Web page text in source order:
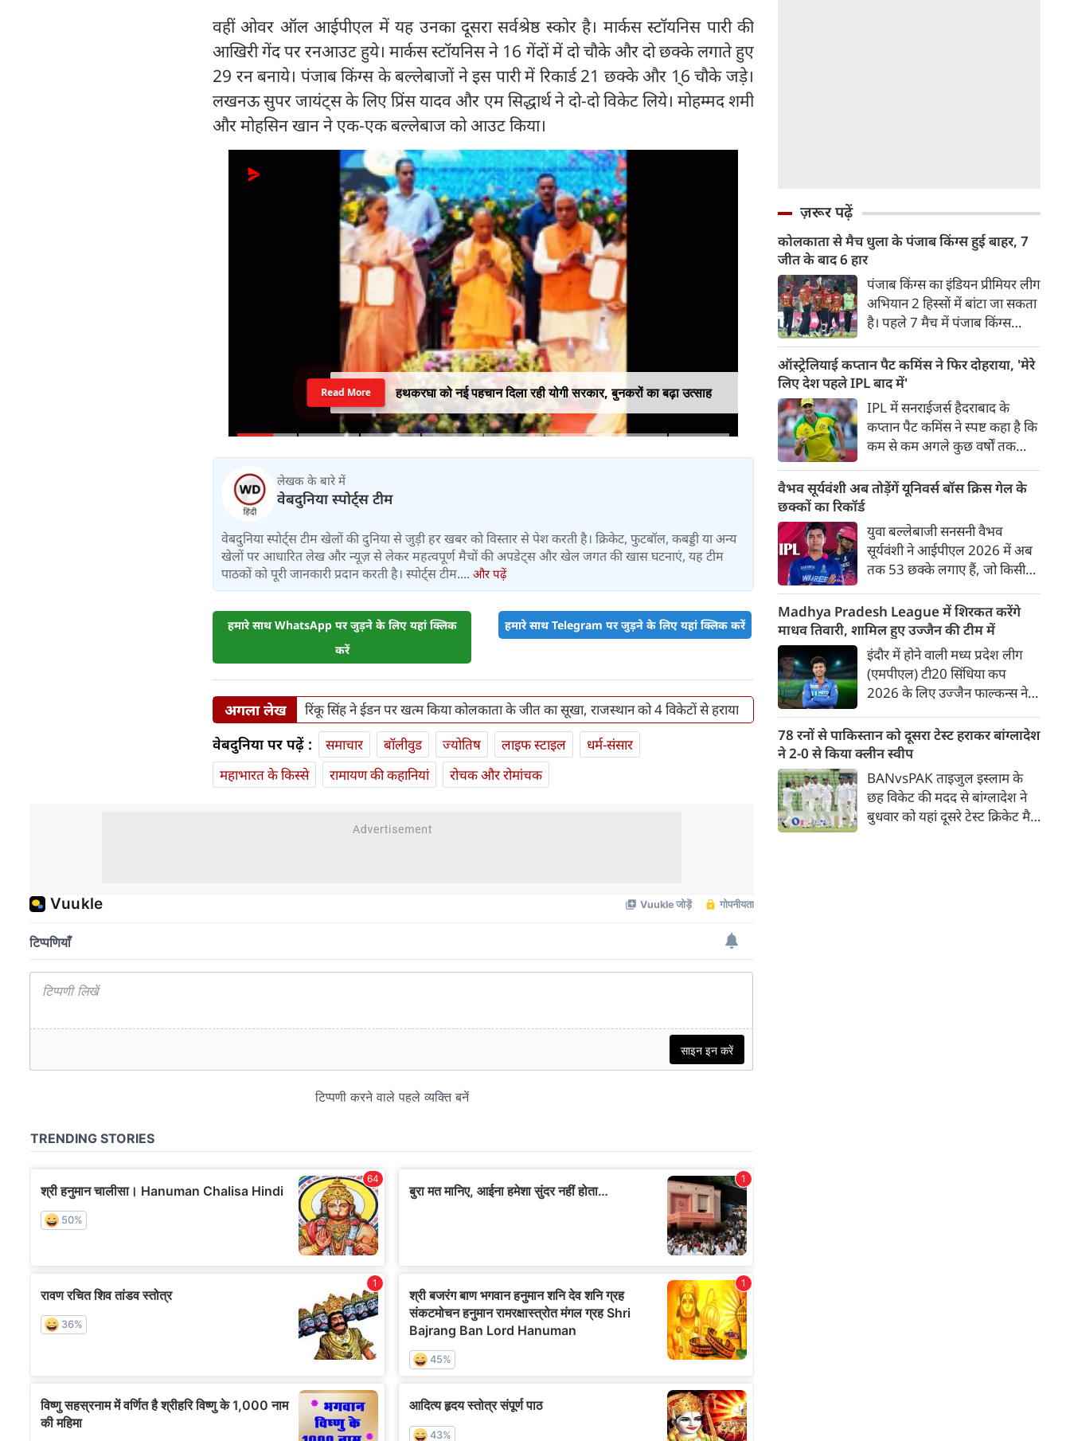
वहीं ओवर ऑल आईपीएल में यह उनका दूसरा सर्वश्रेष्ठ स्कोर है। मार्कस स्टॉयनिस पारी की
आखिरी गेंद पर रनआउट हुये। मार्कस स्टॉयनिस ने 16 गेंदों में दो चौके और दो छक्के लगाते हुए
29 रन बनाये। पंजाब किंग्स के बल्लेबाजों ने इस पारी में रिकार्ड 21 छक्के और 1्6 चौके जड़े।
लखनऊ सुपर जायंट्स के लिए प्रिंस यादव और एम सिद्धार्थ ने दो-दो विकेट लिये। मोहम्मद शमी
और मोहसिन खान ने एक-एक बल्लेबाज को आउट किया।
हथकरघा को नई पहचान दिला रही योगी सरकार, बुनकरों का बढ़ा उत्साह
Read More
लेखक के बारे में
वेबदुनिया स्पोर्ट्स टीम
वेबदुनिया स्पोर्ट्स टीम खेलों की दुनिया से जुड़ी हर खबर को विस्तार से पेश करती है। क्रिकेट, फुटबॉल, कबड्डी या अन्य
खेलों पर आधारित लेख और न्यूज़ से लेकर महत्वपूर्ण मैचों की अपडेट्स और खेल जगत की खास घटनाएं, यह टीम
पाठकों को पूरी जानकारी प्रदान करती है। स्पोर्ट्स टीम.... और पढ़ें
हमारे साथ WhatsApp पर जुड़ने के लिए यहां क्लिक
करें
हमारे साथ Telegram पर जुड़ने के लिए यहां क्लिक करें
अगला लेख रिंकू सिंह ने ईडन पर खत्म किया कोलकाता के जीत का सूखा, राजस्थान को 4 विकेटों से हराया
वेबदुनिया पर पढ़ें : समाचार बॉलीवुड ज्योतिष लाइफ स्‍टाइल
धर्म-संसार
महाभारत के किस्से
रामायण की कहानियां रोचक और रोमांचक
ज़रूर पढ़ें
कोलकाता से मैच धुला के पंजाब किंग्स हुई बाहर, 7
जीत के बाद 6 हार
पंजाब किंग्स का इंडियन प्रीमियर लीग
अभियान 2 हिस्सों में बांटा जा सकता
है। पहले 7 मैच में पंजाब किंग्स
उसे हार का सामना करना पड़ा इसके
बाद अंतिम मैच वह जरूर जीती
लेकिन तब तक उसकी किस्मत
लखनऊ के हाथ लिखी गई थी।
ऑस्ट्रेलियाई कप्तान पैट कमिंस ने फिर दोहराया, 'मेरे
लिए देश पहले IPL बाद में'
IPL में सनराईजर्स हैदराबाद के
कप्तान पैट कमिंस ने स्पष्ट कहा है कि
कम से कम अगले कुछ वर्षों तक
प्राथमिकता होगी। यह बयान उस चर्चा
के बीच आया है, जिसमें कहा जा रहा
है कि ऑस्ट्रेलिया के कुछ बड़े खिलाड़ी
IPL से आगे बढ़कर अन्य फ्रेंचाइजी
क्रिकेट खेलने के लिए राष्ट्रीय टीम से
दूरी बना सकते हैं।
वैभव सूर्यवंशी अब तोड़ेंगें यूनिवर्स बॉस क्रिस गेल के
छक्कों का रिकॉर्ड
युवा बल्लेबाजी सनसनी वैभव
सूर्यवंशी ने आईपीएल 2026 में अब
तक 53 छक्के लगाए हैं, जो किसी
टूर्नामेंट में दूसरे सबसे ज़्यादा हैं। सबसे
ज़्यादा 59 छक्के क्रिस गेल ने
आईपीएल 2012 में लगाए थे।
सूर्यवंशी की नज़रें अब गेल के रिकॉर्ड
पर होंगी।
Madhya Pradesh League में शिरकत करेंगे
माधव तिवारी, शामिल हुए उज्जैन की टीम में
इंदौर में होने वाली मध्य प्रदेश लीग
(एमपीएल) टी20 सिंधिया कप
2026 के लिए उज्जैन फाल्कन्स ने
जिसमें युवा ऑलराउंडर माधव तिवारी
सबसे बड़े आकर्षण के रूप में
उभरकर सामने आए हैं। इंडियन
प्रीमियर लीग में दिल्ली कैपिटल्स का
हिस्सा रहे माधव तिवारी इस समय
मध्य प्रदेश के सबसे चर्चित युवा
78 रनों से पाकिस्तान को दूसरा टेस्ट हराकर बांग्लादेश
ने 2-0 से किया क्लीन स्वीप
BANvsPAK ताइजुल इस्लाम के
छह विकेट की मदद से बांग्लादेश ने
बुधवार को यहां दूसरे टेस्ट क्रिकेट मैच